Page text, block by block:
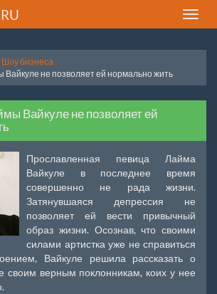
Toggle
Шоу бизнеса
не позволяет ей нормально жить
Вайкуле не позволяет ей
Прославленная певица Лайма
Вайкуле в последнее время
совершенно не рада жизни.
Затянувшаяся депрессия не
позволяет ей вести привычный
образ жизни. Осознав, что своими
силами артистка уже не справиться
Вайкуле решила рассказать о
своим верным поклонникам, коих у нее